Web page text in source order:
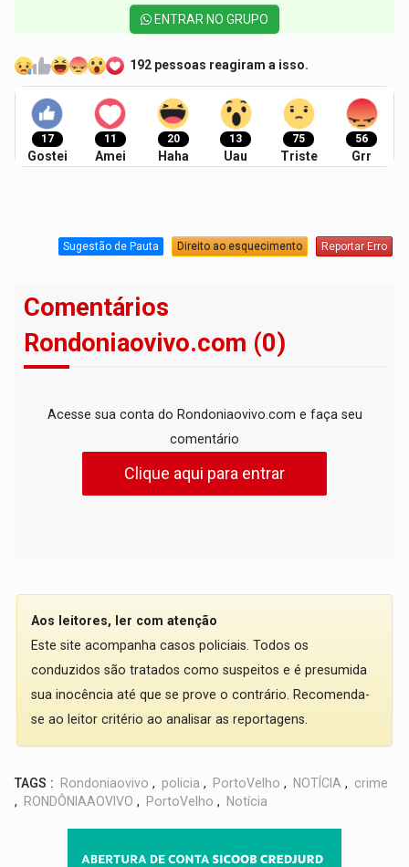
ENTRAR NO GRUPO
192 pessoas reagiram a isso.
17
Gostei
11
Amei
20
Haha
13
Uau
75
Triste
56
Grr
Sugestão de Pauta Direito ao esquecimento Reportar Erro
Comentários
Rondoniaovivo.com (0)
Acesse sua conta do Rondoniaovivo.com e faça seu
comentário
Clique aqui para entrar
Aos leitores, ler com atenção
Este site acompanha casos policiais. Todos os
conduzidos são tratados como suspeitos e é presumida
sua inocência até que se prove o contrário. Recomenda-
se ao leitor critério ao analisar as reportagens.
TAGS : Rondoniaovivo , policia , PortoVelho , NOTÍCIA , crime
,
RONDÔNIAAOVIVO , PortoVelho , Notícia